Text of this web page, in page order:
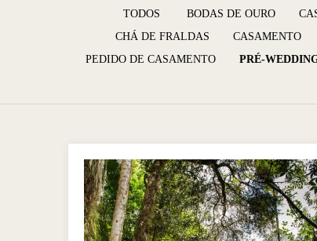
TODOS BODAS DE OURO
CHÁ DE FRALDAS
CASAMENTO
PEDIDO DE CASAMENTO
PRÉ-